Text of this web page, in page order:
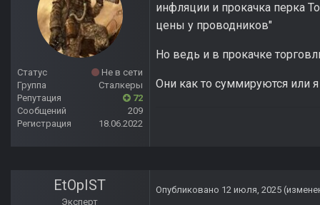
Статус
Не в сети
Группа
Сталкеры
Репутация
72
Сообщений
209
Регистрация
18.06.2022
инфляции и прокачка перка
цены у проводников"
Но ведь и в прокачке
Они как то суммируются или я
EtOpIST
Эксперт
Опубликовано 12 июля, 2025